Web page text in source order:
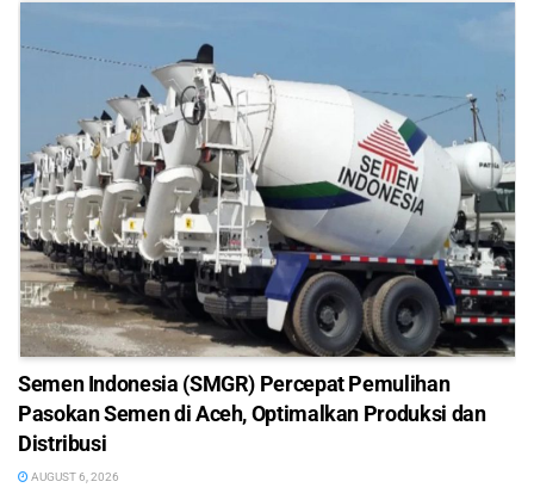
Semen Indonesia (SMGR) Percepat Pemulihan
Pasokan Semen di Aceh, Optimalkan Produksi dan
Distribusi
AUGUST 6, 2026